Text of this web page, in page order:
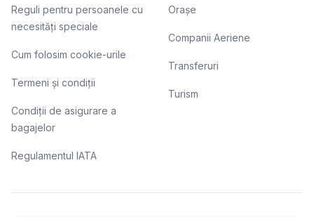
Reguli pentru persoanele cu
necesități speciale
Cum folosim cookie-urile
Termeni și condiții
Condiții de asigurare a
bagajelor
Regulamentul IATA
Orașe
Companii Aeriene
Transferuri
Turism